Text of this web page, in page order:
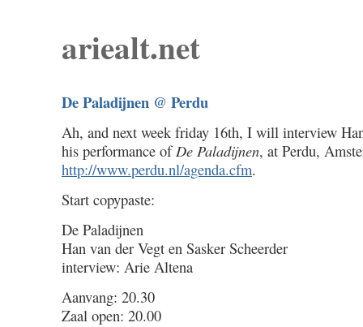
ariealt.net
De Paladijnen @ Perdu
Ah, and next week friday 16th, I will interview
his performance ofDe Paladijnen, at Perdu,
http://www.perdu.nl/agenda.cfm.
Start copypaste:
De Paladijnen
Han van der Vegt en Sasker Scheerder
interview: Arie Altena
Aanvang: 20.30
Zaal open: 20.00